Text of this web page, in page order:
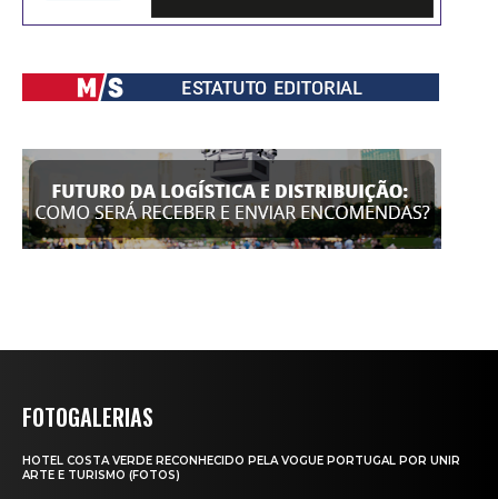
FOTOGALERIAS
HOTEL COSTA VERDE RECONHECIDO PELA VOGUE PORTUGAL POR UNIR
ARTE E TURISMO (FOTOS)